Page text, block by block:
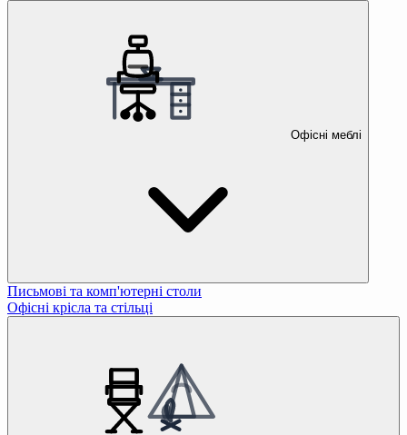
Офісні меблі
Письмові та комп'ютерні столи
Офісні крісла та стільці